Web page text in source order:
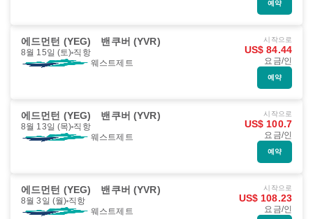
예약
에드먼턴 (YEG) 밴쿠버 (YVR)
8월 15일 (토) 직항
웨스트제트
시작으로
US$ 84.44
요금/인
예약
에드먼턴 (YEG) 밴쿠버 (YVR)
8월 13일 (목) 직항
웨스트제트
시작으로
US$ 100.7
요금/인
예약
에드먼턴 (YEG) 밴쿠버 (YVR)
8월 3일 (월) 직항
웨스트제트
시작으로
US$ 108.23
요금/인